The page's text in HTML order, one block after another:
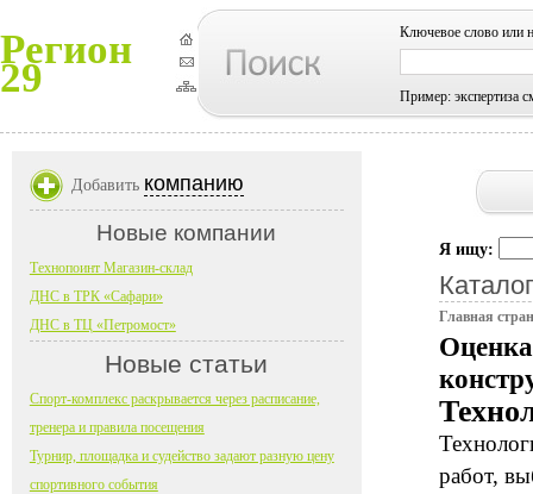
Регион
29
Ключевое слово или
Пример: экспертиза
Я ищу:
Главная
работ,
Добавить компанию
Новые компании
Технопоинт Магазин-склад
ДНС в ТРК «Сафари»
ДНС в ТЦ «Петромост»
Новые статьи
Спорт-комплекс раскрывается через расписание,
тренера и правила посещения
Турнир, площадка и судейство задают разную цену
спортивного события